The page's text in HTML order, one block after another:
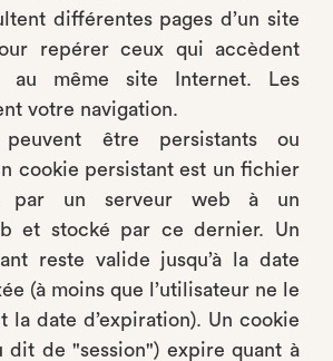
différentes pages d’un site
repérer ceux qui accèdent
au même site Internet. Les
votre navigation.
être persistants ou
cookie persistant est un fichier
par un serveur web à un
et stocké par ce dernier. Un
reste valide jusqu’à la date
(à moins que l’utilisateur ne le
la date d’expiration). Un cookie
dit de "session") expire quant à